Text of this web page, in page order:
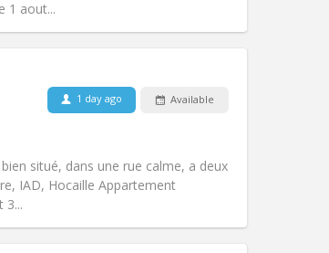
1 aout...
1 day ago Available
situé, dans une rue calme, a deux
IAD, Hocaille Appartement
3...
Studious, community